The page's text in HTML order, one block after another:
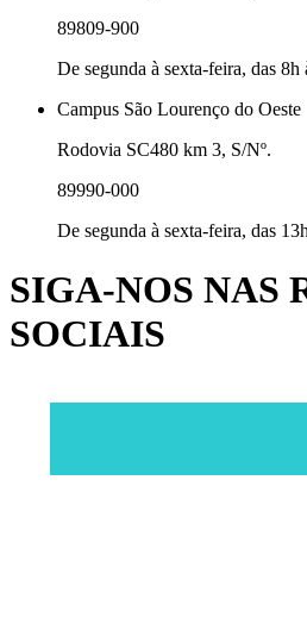
89809-900
De segunda à sexta-feira, das 8h
Campus São Lourenço do Oeste
Rodovia SC480 km 3, S/Nº.
89990-000
De segunda à sexta-feira, das
SIGA-NOS NAS
SOCIAIS